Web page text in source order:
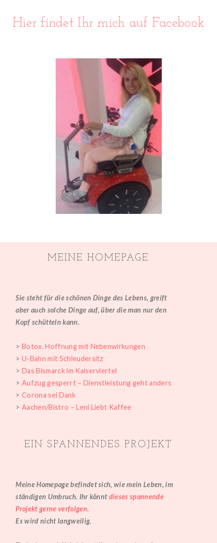
Hier findet Ihr mich auf Facebook
MEINE HOMEPAGE
Sie steht für die schönen Dinge des Lebens, greift
aber auch solche Dinge auf, über die man nur den
Kopf schütteln kann.
>Botox. Hoffnung mit Nebenwirkungen
>U-Bahn mit Schleudersitz
>Das Bismarck im Kaiserviertel
> Aufzug gesperrt – Dienstleistung geht anders
>Corona sei Dank
> Aachen/Bistro – Leni Liebt Kaffee
EIN SPANNENDES PROJEKT
Meine Homepage befindet sich, wie mein Leben, im
ständigen Umbruch. Ihr könntdieses spannende
Projekt gerne verfolgen.
Es wird nichtlangweilig.